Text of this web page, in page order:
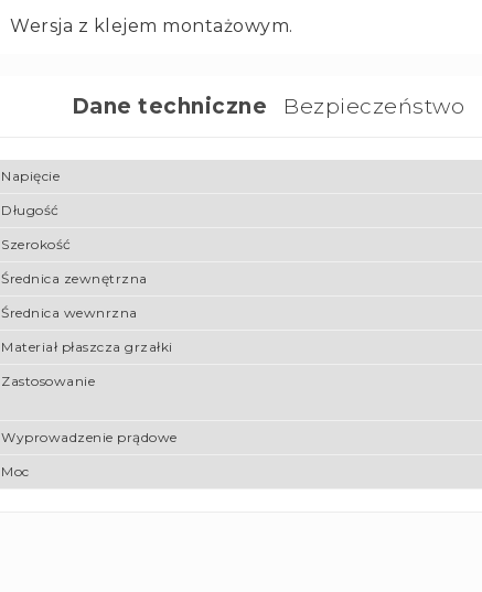
Wersja z klejem montażowym.
Dane techniczne Bezpieczeństwo
Napięcie
Długość
Szerokość
Średnica zewnętrzna
Średnica wewnrzna
Materiał płaszcza grzałki
Zastosowanie
Wyprowadzenie prądowe
Moc